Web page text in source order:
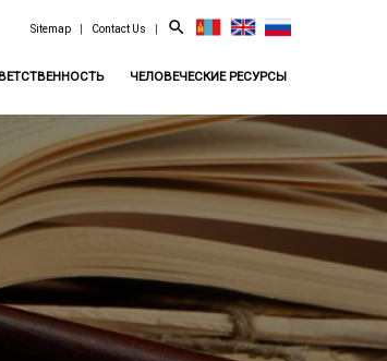
Sitemap Contact Us search
ЧЕЛОВЕЧЕСКИЕ РЕСУРСЫ